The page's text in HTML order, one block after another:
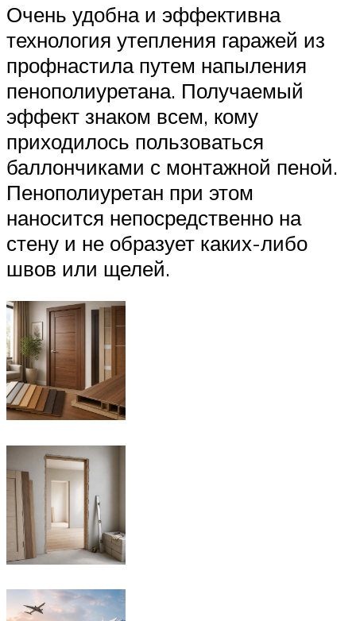
Очень удобна и эффективна
технология утепления гаражей из
профнастила путем напыления
пенополиуретана. Получаемый
эффект знаком всем, кому
приходилось пользоваться
баллончиками с монтажной пеной.
Пенополиуретан при этом
наносится непосредственно на
стену и не образует каких-либо
швов или щелей.